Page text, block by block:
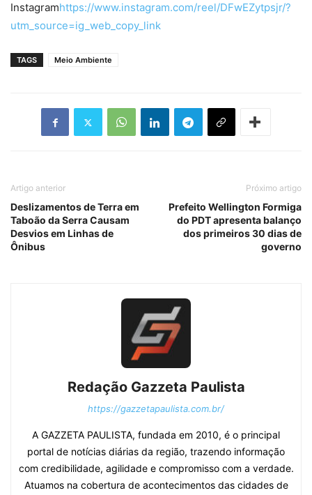
Instagramhttps://www.instagram.com/reel/DFwEZytpsjr/?
utm_source=ig_web_copy_link
TAGS Meio Ambiente
Artigo anterior
Deslizamentos de Terra em
Taboão da Serra Causam
Desvios em Linhas de
Ônibus
Próximo artigo
Prefeito Wellington Formiga
do PDT apresenta balanço
dos primeiros 30 dias de
governo
Redação Gazzeta Paulista
https://gazzetapaulista.com.br/
A GAZZETA PAULISTA, fundada em 2010, é o principal
portal de notícias diárias da região, trazendo informação
com credibilidade, agilidade e compromisso com a verdade.
Atuamos na cobertura de acontecimentos das cidades de